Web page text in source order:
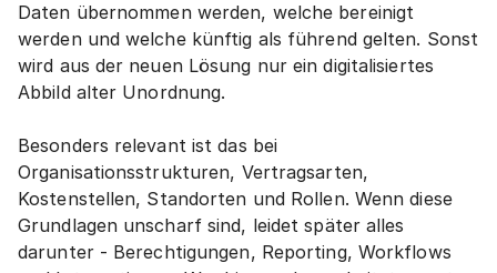
Daten übernommen werden, welche bereinigt
werden und welche künftig als führend gelten. Sonst
wird aus der neuen Lösung nur ein digitalisiertes
Abbild alter Unordnung.
Besonders relevant ist das bei
Organisationsstrukturen, Vertragsarten,
Kostenstellen, Standorten und Rollen. Wenn diese
Grundlagen unscharf sind, leidet später alles
darunter - Berechtigungen, Reporting, Workflows